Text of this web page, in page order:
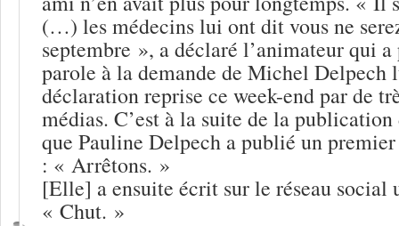
(…) les médecins lui ont dit vous ne
septembre », a déclaré l’animateur qui
parole à la demande de Michel Delpech
déclaration reprise ce week-end par de
médias. C’est à la suite de la
que Pauline Delpech a publié un
: « Arrêtons. »
[Elle] a ensuite écrit sur le réseau social
« Chut. »